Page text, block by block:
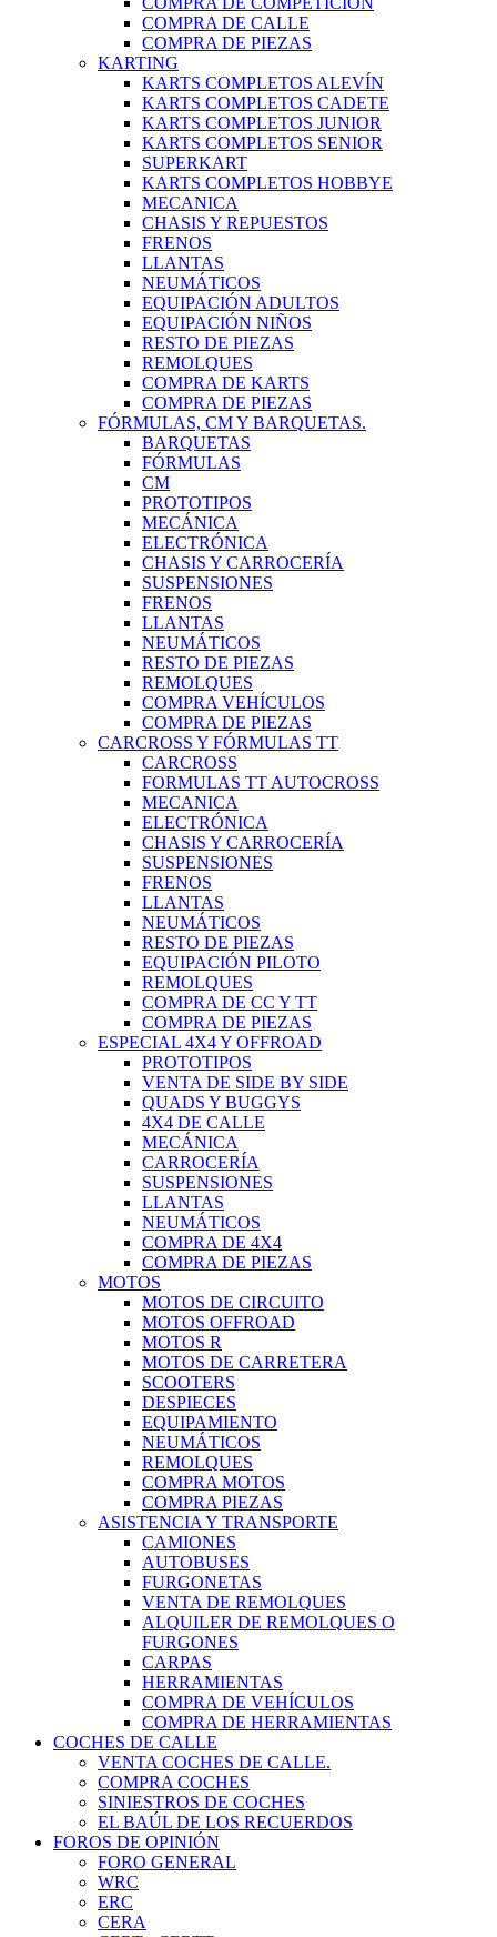
COMPRA DE CALLE
COMPRA DE PIEZAS
KARTING
KARTS COMPLETOS ALEVÍN
KARTS COMPLETOS CADETE
KARTS COMPLETOS JUNIOR
KARTS COMPLETOS SENIOR
SUPERKART
KARTS COMPLETOS HOBBYE
MECANICA
CHASIS Y REPUESTOS
FRENOS
LLANTAS
NEUMÁTICOS
EQUIPACIÓN ADULTOS
EQUIPACIÓN NIÑOS
RESTO DE PIEZAS
REMOLQUES
COMPRA DE KARTS
COMPRA DE PIEZAS
FÓRMULAS, CM Y BARQUETAS.
BARQUETAS
FÓRMULAS
CM
PROTOTIPOS
MECÁNICA
ELECTRÓNICA
CHASIS Y CARROCERÍA
SUSPENSIONES
FRENOS
LLANTAS
NEUMÁTICOS
RESTO DE PIEZAS
REMOLQUES
COMPRA VEHÍCULOS
COMPRA DE PIEZAS
CARCROSS Y FÓRMULAS TT
CARCROSS
FORMULAS TT AUTOCROSS
MECANICA
ELECTRÓNICA
CHASIS Y CARROCERÍA
SUSPENSIONES
FRENOS
LLANTAS
NEUMÁTICOS
RESTO DE PIEZAS
EQUIPACIÓN PILOTO
REMOLQUES
COMPRA DE CC Y TT
COMPRA DE PIEZAS
ESPECIAL 4X4 Y OFFROAD
PROTOTIPOS
VENTA DE SIDE BY SIDE
QUADS Y BUGGYS
4X4 DE CALLE
MECÁNICA
CARROCERÍA
SUSPENSIONES
LLANTAS
NEUMÁTICOS
COMPRA DE 4X4
COMPRA DE PIEZAS
MOTOS
MOTOS DE CIRCUITO
MOTOS OFFROAD
MOTOS R
MOTOS DE CARRETERA
SCOOTERS
DESPIECES
EQUIPAMIENTO
NEUMÁTICOS
REMOLQUES
COMPRA MOTOS
COMPRA PIEZAS
ASISTENCIA Y TRANSPORTE
CAMIONES
AUTOBUSES
FURGONETAS
VENTA DE REMOLQUES
ALQUILER DE REMOLQUES O
FURGONES
CARPAS
HERRAMIENTAS
COMPRA DE VEHÍCULOS
COMPRA DE HERRAMIENTAS
COCHES DE CALLE
VENTA COCHES DE CALLE.
COMPRA COCHES
SINIESTROS DE COCHES
EL BAÚL DE LOS RECUERDOS
FOROS DE OPINIÓN
FORO GENERAL
WRC
ERC
CERA